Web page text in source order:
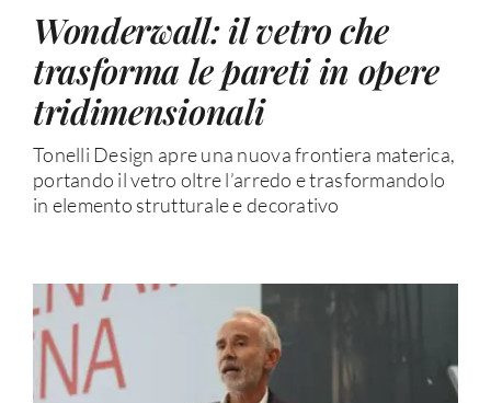
Wonderwall: il vetro che
trasforma le pareti in opere
tridimensionali
Tonelli Design apre una nuova frontiera materica,
portando il vetro oltre l’arredo e trasformandolo
in elemento strutturale e decorativo